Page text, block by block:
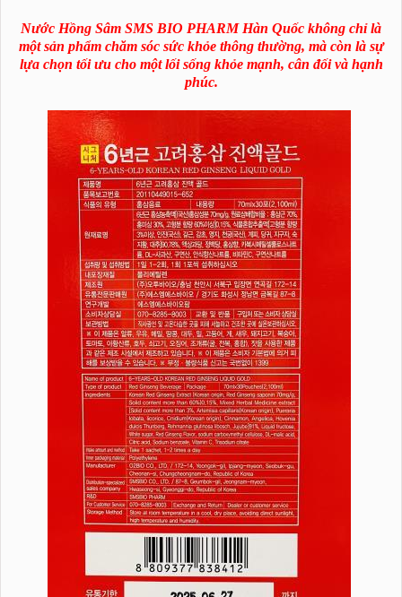
Nước Hồng Sâm SMS BIO PHARM Hàn Quốc không chỉ là
một sản phẩm chăm sóc sức khỏe thông thường, mà còn là sự
lựa chọn tối ưu cho một lối sống khỏe mạnh, cân đối và hạnh
phúc.